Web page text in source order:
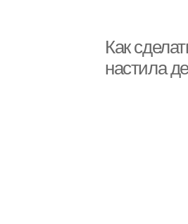
Как
настила